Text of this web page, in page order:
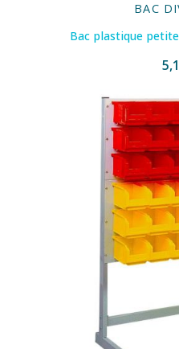
BAC
Bac plastique